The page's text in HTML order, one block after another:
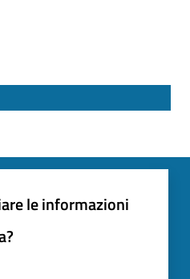
le informazioni